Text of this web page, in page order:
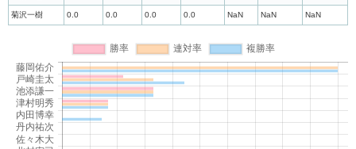
菊沢一樹 0.0 0.0 0.0 0.0 NaN NaN NaN